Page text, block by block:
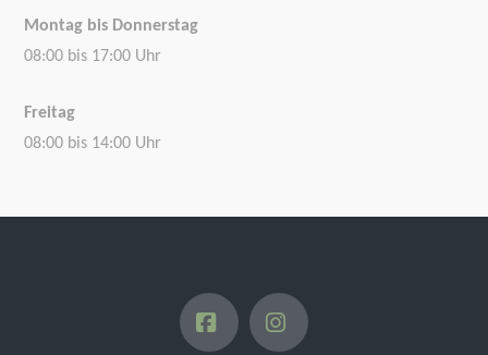
Montag bis Donnerstag
08:00 bis 17:00 Uhr
Freitag
08:00 bis 14:00 Uhr